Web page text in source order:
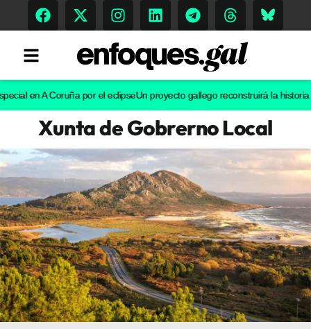
Memoria Histórica
Gastronomía
Escenarios
Sostenibilidad
en A Coruña por el eclipseUn proyecto gallego reconstruirá la historia
Xunta de Gobrerno Local